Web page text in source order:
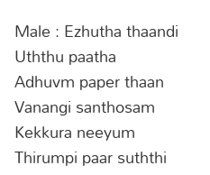
Male : Ezhutha thaandi
Uththu paatha
Adhuvm paper thaan
Vanangi santhosam
Kekkura neeyum
Thirumpi paar suththi